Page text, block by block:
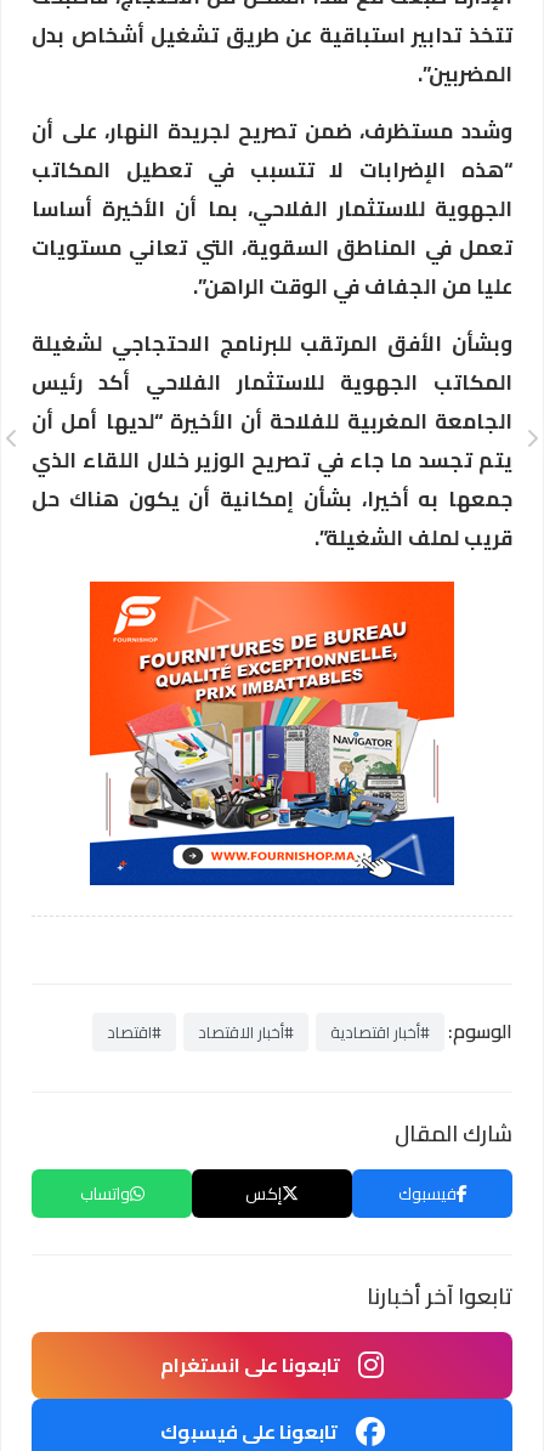
تتخذ تدابير استباقية عن طريق تشغيل أشخاص بدل
المضربين”.
وشدد مستظرف، ضمن تصريح لجريدة النهار، على أن
“هذه الإضرابات لا تتسبب في تعطيل المكاتب
الجهوية للاستثمار الفلاحي، بما أن الأخيرة أساسا
تعمل في المناطق السقوية، التي تعاني مستويات
عليا من الجفاف في الوقت الراهن”.
وبشأن الأفق المرتقب للبرنامج الاحتجاجي لشغيلة
المكاتب الجهوية للاستثمار الفلاحي أكد رئيس
الجامعة المغربية للفلاحة أن الأخيرة “لديها أمل أن
يتم تجسد ما جاء في تصريح الوزير خلال اللقاء الذي
جمعها به أخيرا، بشأن إمكانية أن يكون هناك حل
قريب لملف الشغيلة”.
الوسوم: #أخبار اقتصادية #أخبار الاقتصاد #اقتصاد
شارك المقال
فيسبوك إكس واتساب
تابعوا آخر أخبارنا
تابعونا على انستغرام
تابعونا على فيسبوك